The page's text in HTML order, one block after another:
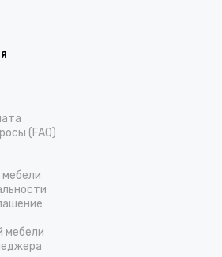
(FAQ)
мебели